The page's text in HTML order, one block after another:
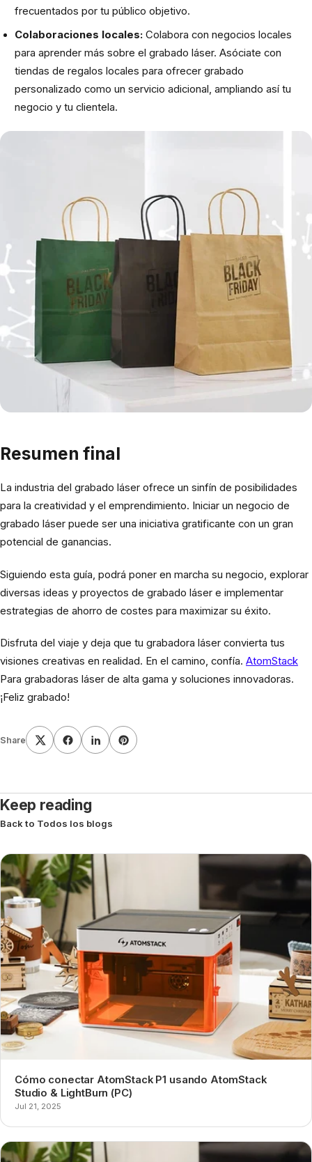
frecuentados por tu público objetivo.
Colaboraciones locales:Colabora con negocios locales
para aprender más sobre el grabado láser. Asóciate con
tiendas de regalos locales para ofrecer grabado
personalizado como un servicio adicional, ampliando así tu
negocio y tu clientela.
Resumen final
La industria del grabado láser ofrece un sinfín de posibilidades
para la creatividad y el emprendimiento. Iniciar un negocio de
grabado láser puede ser una iniciativa gratificante con un gran
potencial de ganancias.
Siguiendo esta guía, podrá poner en marcha su negocio, explorar
diversas ideas y proyectos de grabado láser e implementar
estrategias de ahorro de costes para maximizar su éxito.
Disfruta del viaje y deja que tu grabadora láser convierta tus
visiones creativas en realidad. En el camino, confía. AtomStack
Para grabadoras láser de alta gama y soluciones innovadoras.
¡Feliz grabado!
Share
Keep reading
Back to Todos los blogs
Cómo conectar AtomStack P1 usando AtomStack
Studio & LightBurn (PC)
Jul 21, 2025